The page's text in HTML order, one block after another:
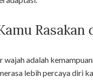
Rasakan
wajah adalah
lebih percaya diri